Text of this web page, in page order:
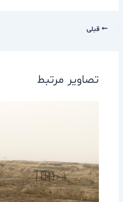
قبلی
تصاویر مرتبط